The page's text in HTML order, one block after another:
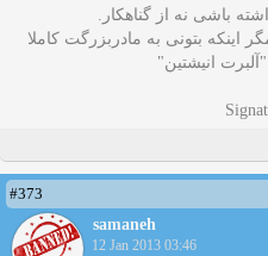
باشی نه از گناهکار.
بتونی به مادربزرگت کاملا
انیشتین"
#373
samaneh
12 Jan 2013 03:46